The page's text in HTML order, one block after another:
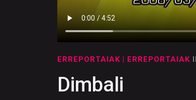
ERREPORTAIAK | ERREPORTAIAK
Dimbali